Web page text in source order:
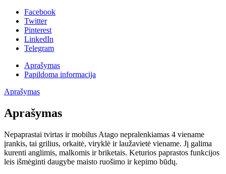
Facebook
Twitter
Pinterest
LinkedIn
Telegram
Aprašymas
Papildoma informacija
Aprašymas
Aprašymas
Nepaprastai tvirtas ir mobilus Atago nepralenkiamas 4 viename
įrankis, tai grilius, orkaitė, viryklė ir laužavietė viename. Jį galima
kurenti anglimis, malkomis ir briketais. Keturios paprastos funkcijos
leis išmėginti daugybe maisto ruošimo ir kepimo būdų.